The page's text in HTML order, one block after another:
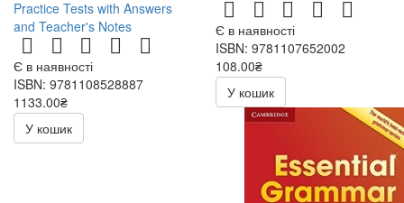
Practice Tests with Answers
and Teacher's Notes
Є в наявності
ISBN: 9781108528887
1133.00₴
У кошик
Є в наявності
ISBN: 9781107652002
108.00₴
216.00₴
У кошик